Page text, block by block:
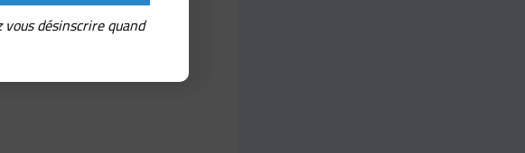
vous désinscrire quand